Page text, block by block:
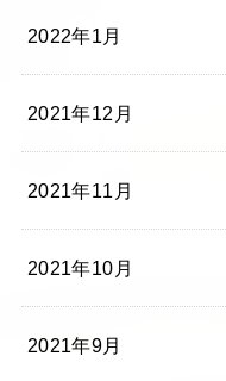
2022年1月
2021年12月
2021年11月
2021年10月
2021年9月